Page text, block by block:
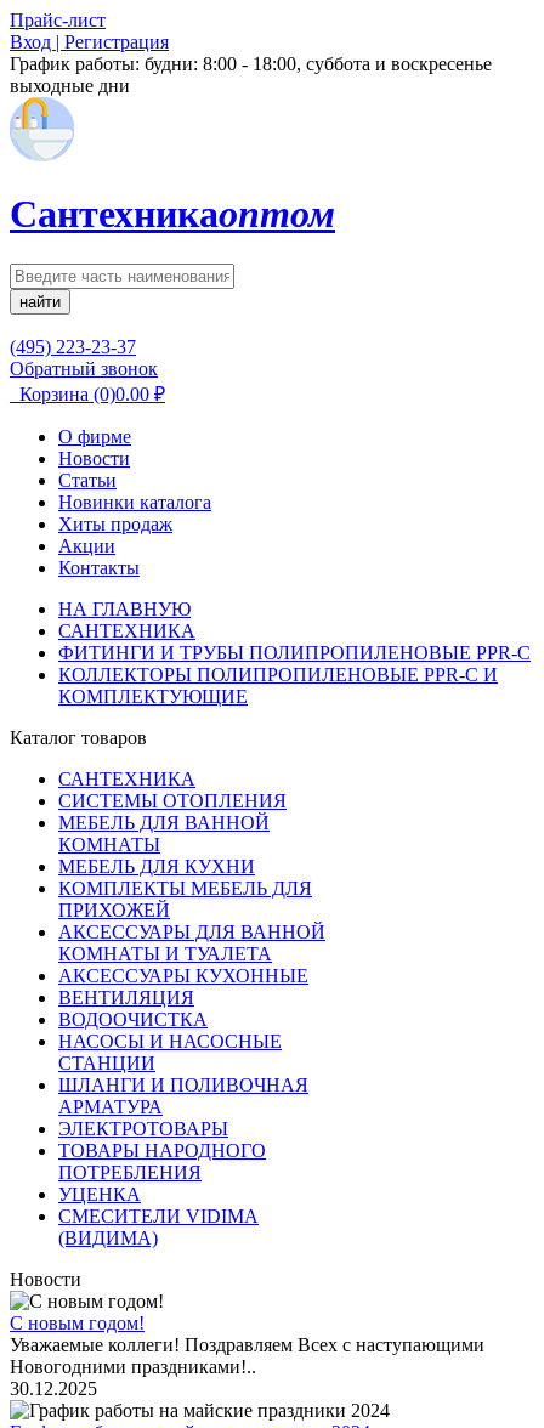
Прайс-лист
Вход | Регистрация
График работы: будни: 8:00 - 18:00, суббота и воскресенье
выходные дни
Сантехникаоптом
найти
(495) 223-23-37
Обратный звонок
Корзина (0)0.00 ₽
О фирме
Новости
Статьи
Новинки каталога
Хиты продаж
Акции
Контакты
НА ГЛАВНУЮ
САНТЕХНИКА
ФИТИНГИ И ТРУБЫ ПОЛИПРОПИЛЕНОВЫЕ PPR-C
КОЛЛЕКТОРЫ ПОЛИПРОПИЛЕНОВЫЕ PPR-C И
КОМПЛЕКТУЮЩИЕ
Каталог товаров
САНТЕХНИКА
СИСТЕМЫ ОТОПЛЕНИЯ
МЕБЕЛЬ ДЛЯ ВАННОЙ
КОМНАТЫ
МЕБЕЛЬ ДЛЯ КУХНИ
КОМПЛЕКТЫ МЕБЕЛЬ ДЛЯ
ПРИХОЖЕЙ
АКСЕССУАРЫ ДЛЯ ВАННОЙ
КОМНАТЫ И ТУАЛЕТА
АКСЕССУАРЫ КУХОННЫЕ
ВЕНТИЛЯЦИЯ
ВОДООЧИСТКА
НАСОСЫ И НАСОСНЫЕ
СТАНЦИИ
ШЛАНГИ И ПОЛИВОЧНАЯ
АРМАТУРА
ЭЛЕКТРОТОВАРЫ
ТОВАРЫ НАРОДНОГО
ПОТРЕБЛЕНИЯ
УЦЕНКА
СМЕСИТЕЛИ VIDIMA
(ВИДИМА)
Новости
С новым годом!
Уважаемые коллеги! Поздравляем Всех с наступающими
Новогодними праздниками!..
30.12.2025